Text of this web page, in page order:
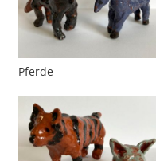
Pferde